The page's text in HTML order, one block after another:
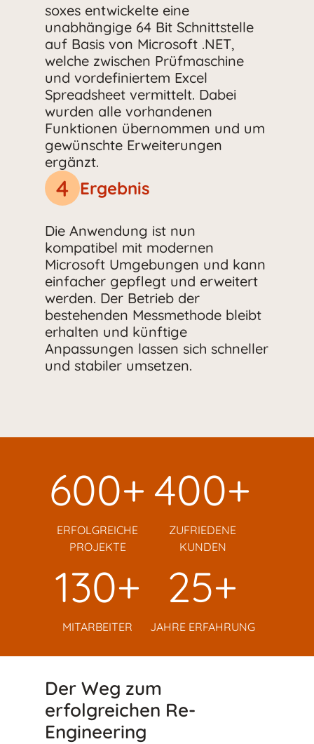
soxes entwickelte eine
unabhängige 64 Bit Schnittstelle
auf Basis von Microsoft .NET,
welche zwischen Prüfmaschine
und vordefiniertem Excel
Spreadsheet vermittelt. Dabei
wurden alle vorhandenen
Funktionen übernommen und um
gewünschte Erweiterungen
ergänzt.
4 Ergebnis
Die Anwendung ist nun
kompatibel mit modernen
Microsoft Umgebungen und kann
einfacher gepflegt und erweitert
werden. Der Betrieb der
bestehenden Messmethode bleibt
erhalten und künftige
Anpassungen lassen sich schneller
und stabiler umsetzen.
600+
ERFOLGREICHE
PROJEKTE
400+
ZUFRIEDENE
KUNDEN
130+
MITARBEITER
25+
JAHRE ERFAHRUNG
Der Weg zum
erfolgreichen Re-
Engineering